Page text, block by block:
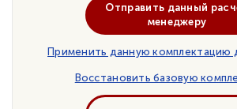
Отправить данный
менеджеру
Применить данную комплектацию
Восстановить базовую